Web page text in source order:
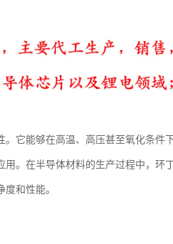
它能够在高温、高压甚至氧化条件
。在半导体材料的生产过程中，环
和性能。